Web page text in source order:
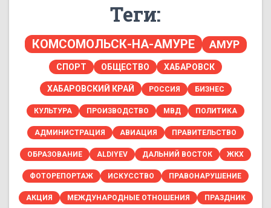
Теги:
КОМСОМОЛЬСК-НА-АМУРЕ АМУР
СПОРТ ОБЩЕСТВО ХАБАРОВСК
ХАБАРОВСКИЙ КРАЙ РОССИЯ БИЗНЕС
КУЛЬТУРА ПРОИЗВОДСТВО МВД ПОЛИТИКА
АДМИНИСТРАЦИЯ АВИАЦИЯ ПРАВИТЕЛЬСТВО
ОБРАЗОВАНИЕ ALDIYEV ДАЛЬНИЙ ВОСТОК ЖКХ
ФОТОРЕПОРТАЖ ИСКУССТВО ПРАВОНАРУШЕНИЕ
АКЦИЯ МЕЖДУНАРОДНЫЕ ОТНОШЕНИЯ ПРАЗДНИК